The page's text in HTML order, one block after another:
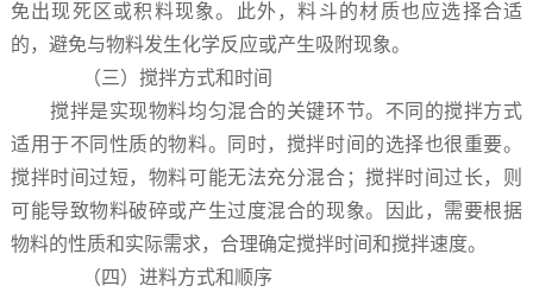
免出现死区或积料现象。此外，料斗的材质也应选择合适
的，避免与物料发生化学反应或产生吸附现象。
（三）搅拌方式和时间
搅拌是实现物料均匀混合的关键环节。不同的搅拌方式
适用于不同性质的物料。同时，搅拌时间的选择也很重要。
搅拌时间过短，物料可能无法充分混合；搅拌时间过长，则
可能导致物料破碎或产生过度混合的现象。因此，需要根据
物料的性质和实际需求，合理确定搅拌时间和搅拌速度。
（四）进料方式和顺序